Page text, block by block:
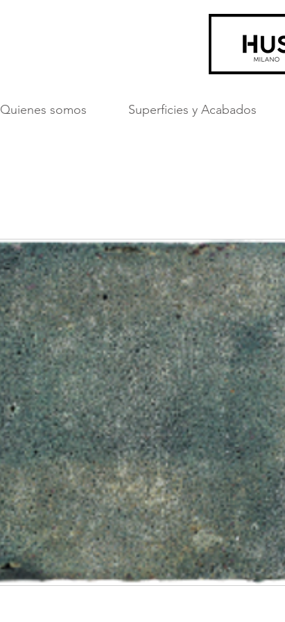
Quienes somos Superficies y Acabados